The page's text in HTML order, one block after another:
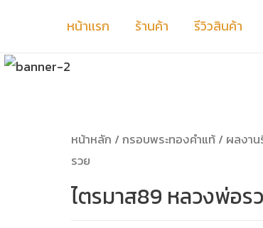
หน้าเเรก ร้านค้า รีวิวสินค้า
หน้าหลัก /กรอบพระทองคำแท้ / ผลงา
รวย
ไตรมาส89 หลวงพ่อร